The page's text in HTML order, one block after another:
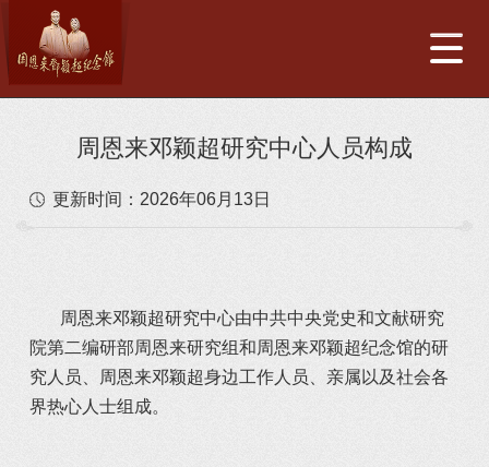
周恩来邓颖超研究中心人员构成
更新时间： 2026年06月13日
院第二编研部周恩来研究组和周恩来邓颖超纪念馆的研
究人员、周恩来邓颖超身边工作人员、亲属以及社会各
界热心人士组成。